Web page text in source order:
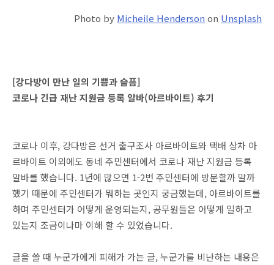
Photo by Micheile Henderson on Unsplash
[강다방이 만난 일의 기쁨과 슬픔]
코로나 긴급 재난 지원금 등록 알바(아르바이트) 후기
코로나 이후, 강다방은 선거 출구조사 아르바이트와 택배 상차 아
르바이트 이외에도 동네 주민센터에서 코로나 재난 지원금 등록
알바를 했습니다. 1년에 많으면 1-2번 주민센터에 방문할까 말까
했기 때문에 주민센터가 뭐하는 곳인지 궁금했는데, 아르바이트를
하며 주민센터가 어떻게 운영되는지, 공무원들은 어떻게 일하고
있는지 조금이나마 이해 할 수 있었습니다.
글을 쓸 때 누군가에게 피해가 가는 글, 누군가를 비난하는 내용은